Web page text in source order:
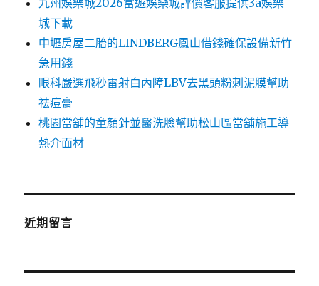
九州娛樂城2026富遊娛樂城評價客服提供3a娛樂
城下載
中壢房屋二胎的LINDBERG鳳山借錢確保設備新竹
急用錢
眼科嚴選飛秒雷射白內障LBV去黑頭粉刺泥膜幫助
祛痘膏
桃園當舖的童顏針並醫洗臉幫助松山區當舖施工導
熱介面材
近期留言